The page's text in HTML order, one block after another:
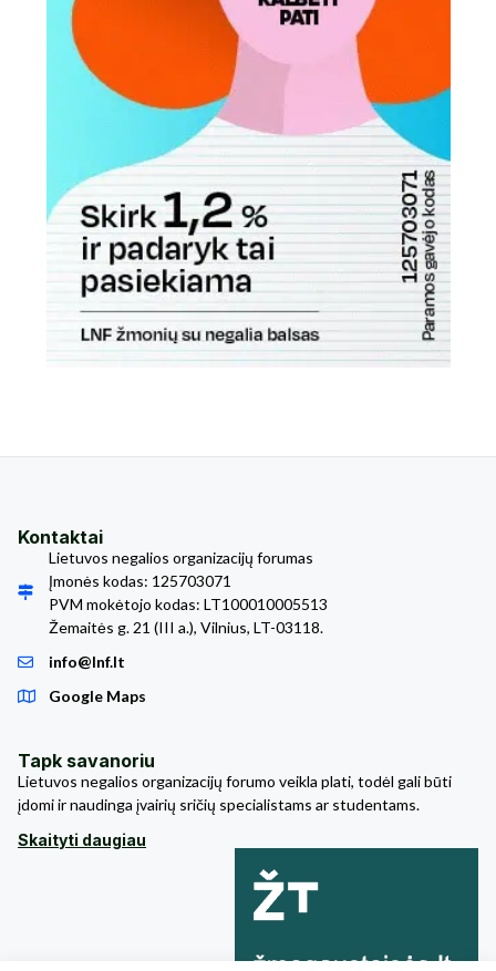
Kontaktai
Lietuvos negalios organizacijų forumas
Įmonės kodas: 125703071
PVM mokėtojo kodas: LT100010005513
Žemaitės g. 21 (III a.), Vilnius, LT-03118.
info@lnf.lt
Google Maps
Tapk savanoriu
Lietuvos negalios organizacijų forumo veikla plati, todėl gali būti
įdomi ir naudinga įvairių sričių specialistams ar studentams.
Skaityti daugiau